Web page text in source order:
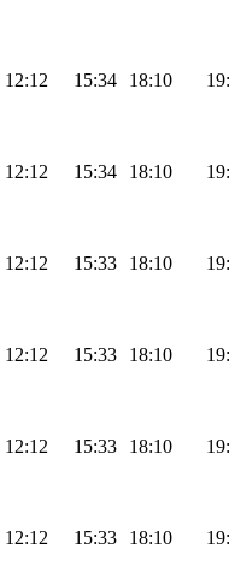
12:12 15:34 18:10
12:12 15:34 18:10
12:12 15:33 18:10
12:12 15:33 18:10
12:12 15:33 18:10
12:12 15:33 18:10